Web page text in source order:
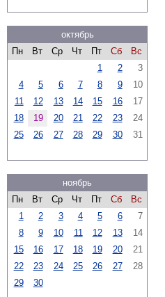
октябрь
Пн
Вт Ср Чт Пт Сб
Вс
1
2
3
4
5 6 7 8 9
10
11
12 13 14 15 16
17
18
19 20 21 22 23
24
25
26 27 28 29 30 31
ноябрь
Пн
Вт Ср Чт Пт Сб
Вс
1
2 3 4 5 6
7
8
9 10 11 12 13
14
15
16 17 18 19 20
21
22
23 24 25 26 27
28
29
30